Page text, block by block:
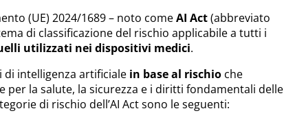
(UE) 2024/1689 – noto comeAI Act(abbreviato
di classificazione del rischio applicabile a tutti i
utilizzati nei dispositivi medici.
di intelligenza artificiale in base al rischio che
per la salute, la sicurezza e i diritti fondamentali delle
di rischio dell’AI Act sono le seguenti: